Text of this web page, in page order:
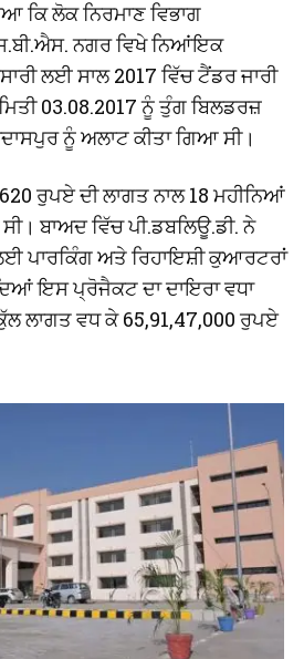
ਕਿ ਲੋਕ ਨਿਰਮਾਣ ਵਿਭਾਗ
ਨਗਰ ਵਿਖੇ ਨਿਆਂਇਕ
ਲਈ ਸਾਲ 2017 ਵਿੱਚ ਟੈਂਡਰ ਜਾਰੀ
03.08.2017 ਨੂੰ ਤੁੰਗ ਬਿਲਡਰਜ਼
ਨੂੰ ਅਲਾਟ ਕੀਤਾ ਗਿਆ ਸੀ।
ਰੁਪਏ ਦੀ ਲਾਗਤ ਨਾਲ 18 ਮਹੀਨਿਆਂ
ਬਾਅਦ ਵਿੱਚ ਪੀ.ਡਬਲਿਊ.ਡੀ. ਨੇ
ਪਾਰਕਿੰਗ ਅਤੇ ਰਿਹਾਇਸ਼ੀ ਕੁਆਰਟਰਾਂ
ਇਸ ਪ੍ਰੋਜੈਕਟ ਦਾ ਦਾਇਰਾ ਵਧਾ
ਲਾਗਤ ਵਧ ਕੇ 65,91,47,000 ਰੁਪਏ